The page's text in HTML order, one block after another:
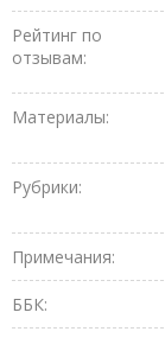
Рейтинг по
отзывам:
Материалы:
Рубрики:
Примечания:
ББК: